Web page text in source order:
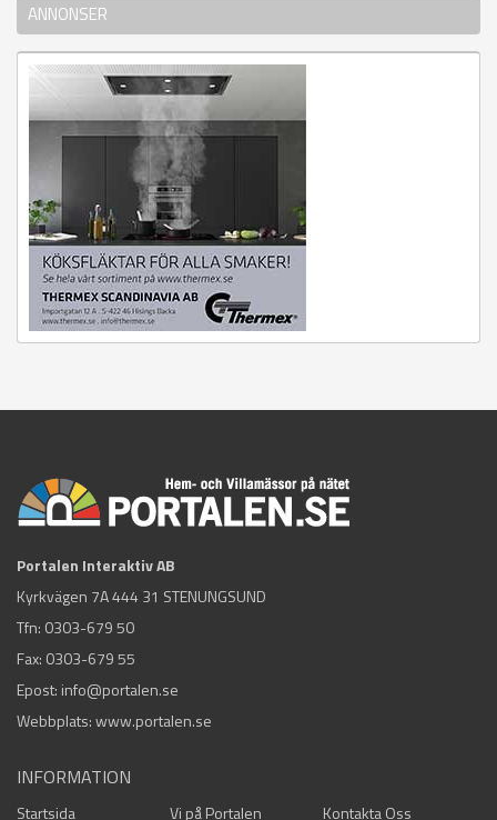
ANNONSER
Portalen Interaktiv AB
Kyrkvägen 7A 444 31 STENUNGSUND
Tfn: 0303-679 50
Fax: 0303-679 55
Epost: info@portalen.se
Webbplats: www.portalen.se
INFORMATION
Startsida Vi på Portalen Kontakta Oss